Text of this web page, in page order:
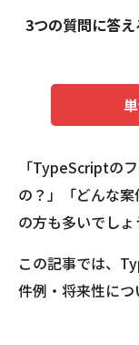
3つの質問に答
「TypeScriptの
の？」「どんな
の方も多いでしょ
この記事では、
件例・将来性につ